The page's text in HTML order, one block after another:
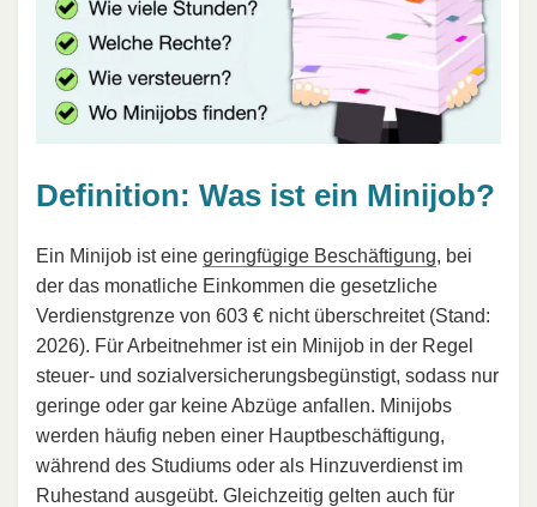
Definition: Was ist ein Minijob?
Ein Minijob ist eine geringfügige Beschäftigung, bei
der das monatliche Einkommen die gesetzliche
Verdienstgrenze von 603 € nicht überschreitet (Stand:
2026). Für Arbeitnehmer ist ein Minijob in der Regel
steuer- und sozialversicherungsbegünstigt, sodass nur
geringe oder gar keine Abzüge anfallen. Minijobs
werden häufig neben einer Hauptbeschäftigung,
während des Studiums oder als Hinzuverdienst im
Ruhestand ausgeübt. Gleichzeitig gelten auch für